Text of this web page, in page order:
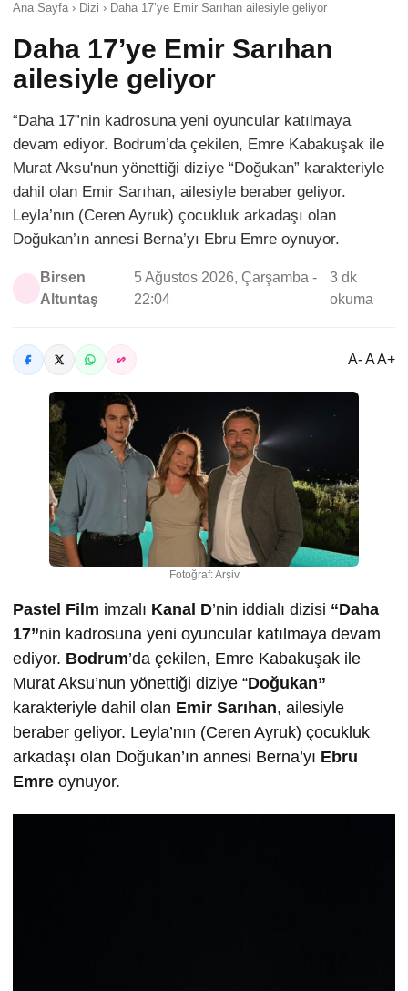
Ana Sayfa › Dizi › Daha 17’ye Emir Sarıhan ailesiyle geliyor
Daha 17’ye Emir Sarıhan
ailesiyle geliyor
“Daha 17”nin kadrosuna yeni oyuncular katılmaya
devam ediyor. Bodrum’da çekilen, Emre Kabakuşak ile
Murat Aksu'nun yönettiği diziye “Doğukan” karakteriyle
dahil olan Emir Sarıhan, ailesiyle beraber geliyor.
Leyla’nın (Ceren Ayruk) çocukluk arkadaşı olan
Doğukan’ın annesi Berna’yı Ebru Emre oynuyor.
Birsen
Altuntaş
5 Ağustos 2026, Çarşamba -
22:04
3 dk
okuma
A- A A+
Fotoğraf: Arşiv
Pastel Film imzalı Kanal D’nin iddialı dizisi “Daha
17”nin kadrosuna yeni oyuncular katılmaya devam
ediyor. Bodrum’da çekilen, Emre Kabakuşak ile
Murat Aksu’nun yönettiği diziye “Doğukan”
karakteriyle dahil olan Emir Sarıhan, ailesiyle
beraber geliyor. Leyla’nın (Ceren Ayruk) çocukluk
arkadaşı olan Doğukan’ın annesi Berna’yı Ebru
Emre oynuyor.